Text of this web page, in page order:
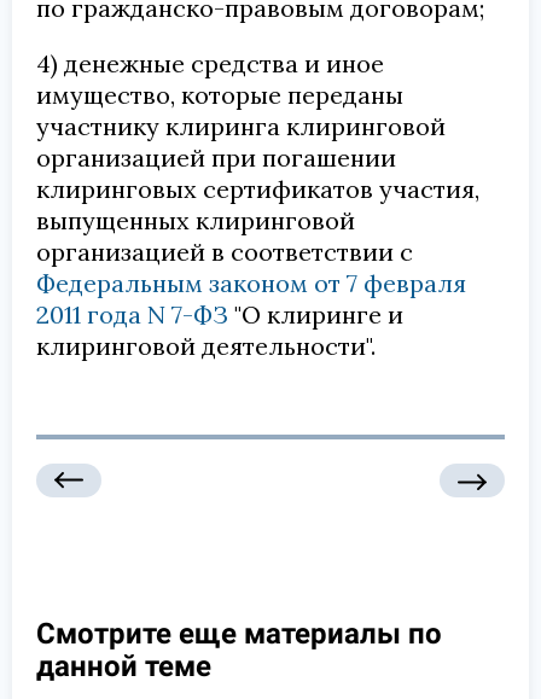
по гражданско-правовым договорам;
4) денежные средства и иное
имущество, которые переданы
участнику клиринга клиринговой
организацией при погашении
клиринговых сертификатов участия,
выпущенных клиринговой
организацией в соответствии с
Федеральным законом от 7 февраля
2011 года N 7-ФЗ "О клиринге и
клиринговой деятельности".
Смотрите еще материалы по
данной теме